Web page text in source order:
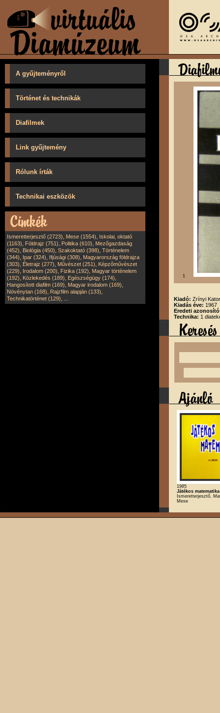
A gyűjteményről
Történet és technikák
Diafilmek
Link gyűjtemény
Rólunk írták
Technikai eszközök
Ismeretterjesztő (2723), Mese (1554), Iskolai, oktató
(1163), Földrajz (751), Politika (610), Mezőgazdaság
(452), Biológia (450), Szakoktató (398), Történelem
(344), Ipar (324), Ifjúsági (308), Magyarország földrajza
(303), Életrajz (277), Művészet (251), Képzőművészet
(229), Irodalom (200), Fizika (192), Magyar történelem
(192), Közlekedés (189), Egészségügy (174),
Hangosított diafilm (169), Magyar irodalom (169),
Növénytan (168), Rajzfilm alapján (133),
Technikatörténet (129),
1
Kiadó: Zrínyi
Kiadás éve: 1967
Eredeti
Technika: 1
1985
Játékos
Ismeretterjesztő,
Mese